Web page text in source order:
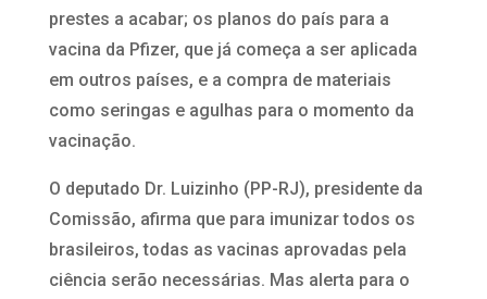
prestes a acabar; os planos do país para a
vacina da Pfizer, que já começa a ser aplicada
em outros países, e a compra de materiais
como seringas e agulhas para o momento da
vacinação.
O deputado Dr. Luizinho (PP-RJ), presidente da
Comissão, afirma que para imunizar todos os
brasileiros, todas as vacinas aprovadas pela
ciência serão necessárias. Mas alerta para o